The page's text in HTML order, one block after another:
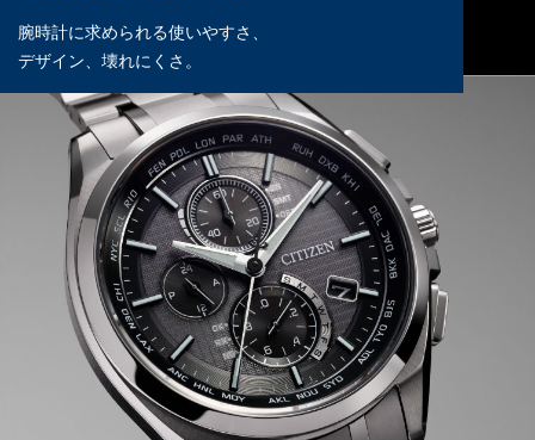
腕時計に求められる使いやすさ、
デザイン、壊れにくさ。